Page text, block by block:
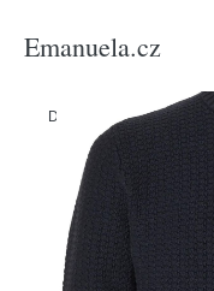
Emanuela.cz
Domů Produkty/Muži